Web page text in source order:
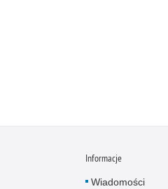
Informacje
Wiadomości